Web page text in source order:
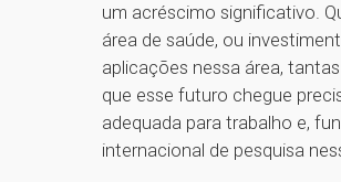
um acréscimo significativo.
área de saúde, ou
aplicações nessa área,
que esse futuro chegue
adequada para trabalho e,
internacional de pesquisa